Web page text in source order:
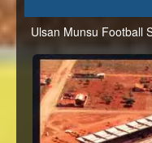
Ulsan Munsu Football